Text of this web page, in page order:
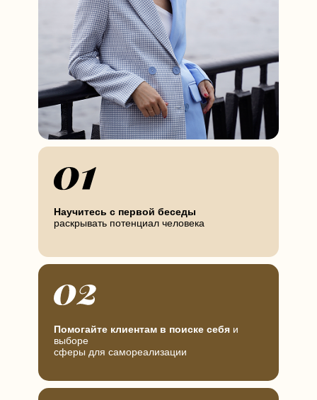
Научитесь с первой беседы
раскрывать потенциал человека
Помогайте клиентам в поиске себя и
выборе
сферы для самореализации